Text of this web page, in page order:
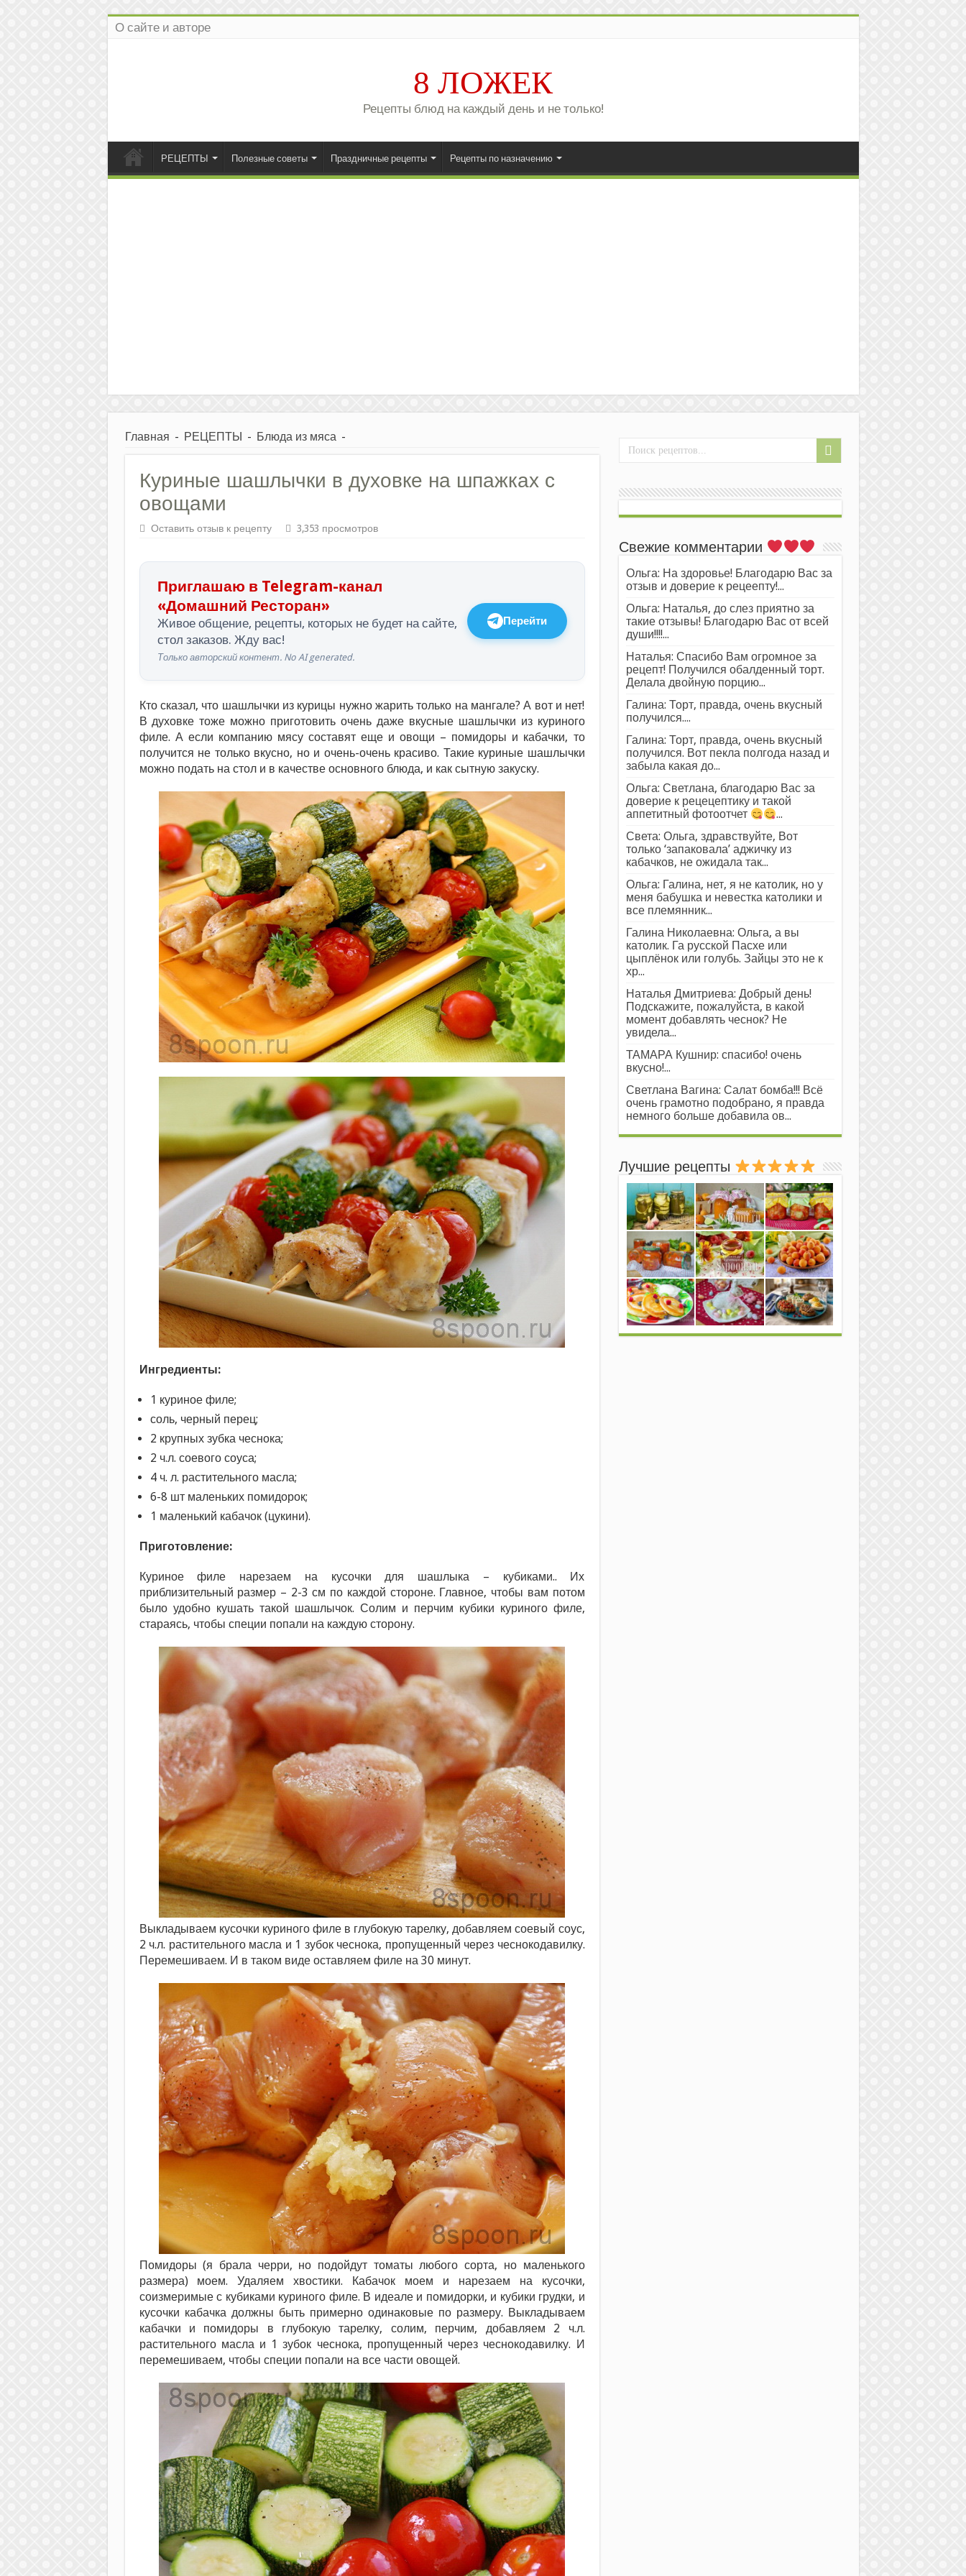
О сайте и авторе
8 ЛОЖЕК
Рецепты блюд на каждый день и не только!
РЕЦЕПТЫ Полезные советы Праздничные рецепты Рецепты по назначению
Главная - РЕЦЕПТЫ - Блюда из мяса -
Куриные шашлычки в духовке на шпажках с
овощами
Оставить отзыв к рецепту 3,353 просмотров
Приглашаю в Telegram-канал
«Домашний Ресторан»
Живое общение, рецепты, которых не будет на сайте,
стол заказов. Жду вас!
Только авторский контент. No AI generated.
Перейти
Кто сказал, что шашлычки из курицы нужно жарить только на мангале? А вот и нет!
В духовке тоже можно приготовить очень даже вкусные шашлычки из куриного
филе. А если компанию мясу составят еще и овощи – помидоры и кабачки, то
получится не только вкусно, но и очень-очень красиво. Такие куриные шашлычки
можно подать на стол и в качестве основного блюда, и как сытную закуску.
Ингредиенты:
1 куриное филе;
соль, черный перец;
2 крупных зубка чеснока;
2 ч.л. соевого соуса;
4 ч. л. растительного масла;
6-8 шт маленьких помидорок;
1 маленький кабачок (цукини).
Приготовление:
Куриное филе нарезаем на кусочки для шашлыка – кубиками.. Их
приблизительный размер – 2-3 см по каждой стороне. Главное, чтобы вам потом
было удобно кушать такой шашлычок. Солим и перчим кубики куриного филе,
стараясь, чтобы специи попали на каждую сторону.
Выкладываем кусочки куриного филе в глубокую тарелку, добавляем соевый соус,
2 ч.л. растительного масла и 1 зубок чеснока, пропущенный через чеснокодавилку.
Перемешиваем. И в таком виде оставляем филе на 30 минут.
Помидоры (я брала черри, но подойдут томаты любого сорта, но маленького
размера) моем. Удаляем хвостики. Кабачок моем и нарезаем на кусочки,
соизмеримые с кубиками куриного филе. В идеале и помидорки, и кубики грудки, и
кусочки кабачка должны быть примерно одинаковые по размеру. Выкладываем
кабачки и помидоры в глубокую тарелку, солим, перчим, добавляем 2 ч.л.
растительного масла и 1 зубок чеснока, пропущенный через чеснокодавилку. И
перемешиваем, чтобы специи попали на все части овощей.
Свежие комментарии
Ольга: На здоровье! Благодарю Вас за
отзыв и доверие к рецеепту!...
Ольга: Наталья, до слез приятно за
такие отзывы! Благодарю Вас от всей
души!!!!...
Наталья: Спасибо Вам огромное за
рецепт! Получился обалденный торт.
Делала двойную порцию...
Галина: Торт, правда, очень вкусный
получился....
Галина: Торт, правда, очень вкусный
получился. Вот пекла полгода назад и
забыла какая до...
Ольга: Светлана, благодарю Вас за
доверие к рецецептику и такой
аппетитный фотоотчет
...
Света: Ольга, здравствуйте, Вот
только ‘запаковала’ аджичку из
кабачков, не ожидала так...
Ольга: Галина, нет, я не католик, но у
меня бабушка и невестка католики и
все племянник...
Галина Николаевна: Ольга, а вы
католик. Га русской Пасхе или
цыплёнок или голубь. Зайцы это не к
хр...
Наталья Дмитриева: Добрый день!
Подскажите, пожалуйста, в какой
момент добавлять чеснок? Не
увидела...
ТАМАРА Кушнир: спасибо! очень
вкусно!...
Светлана Вагина: Салат бомба!!! Всё
очень грамотно подобрано, я правда
немного больше добавила ов...
Лучшие рецепты